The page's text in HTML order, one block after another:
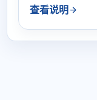
查看说明